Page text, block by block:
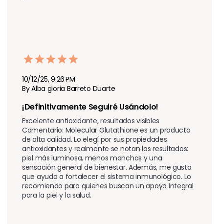
10/12/25, 9:26 PM
By Alba gloria Barreto Duarte
¡Definitivamente Seguiré Usándolo!
Excelente antioxidante, resultados visibles
Comentario: Molecular Glutathione es un producto
de alta calidad. Lo elegí por sus propiedades
antioxidantes y realmente se notan los resultados:
piel más luminosa, menos manchas y una
sensación general de bienestar. Además, me gusta
que ayuda a fortalecer el sistema inmunológico. Lo
recomiendo para quienes buscan un apoyo integral